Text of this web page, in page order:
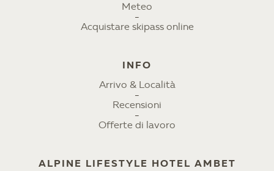
Meteo
Acquistare skipass online
INFO
Arrivo & Località
Recensioni
Offerte di lavoro
ALPINE LIFESTYLE HOTEL AMBET